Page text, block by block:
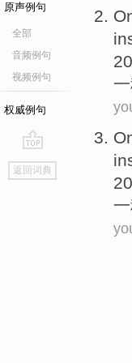
原声例句
全部
音频例句
视频例句
权威例句
go
top
返回词典